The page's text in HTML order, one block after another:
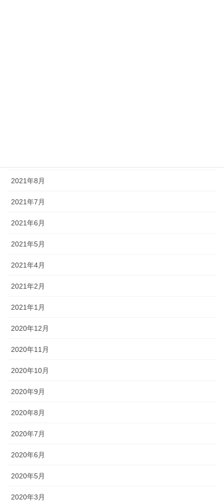
2021年8月
2021年7月
2021年6月
2021年5月
2021年4月
2021年2月
2021年1月
2020年12月
2020年11月
2020年10月
2020年9月
2020年8月
2020年7月
2020年6月
2020年5月
2020年3月